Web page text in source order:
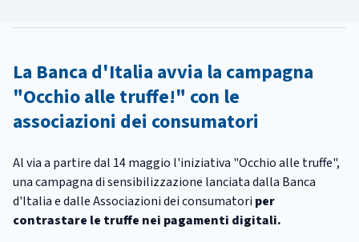
La Banca d'Italia avvia la campagna
"Occhio alle truffe!" con le
associazioni dei consumatori
Al via a partire dal 14 maggio l'iniziativa "Occhio alle truffe",
una campagna di sensibilizzazione lanciata dalla Banca
d'Italia e dalle Associazioni dei consumatori per
contrastare le truffe nei pagamenti digitali.